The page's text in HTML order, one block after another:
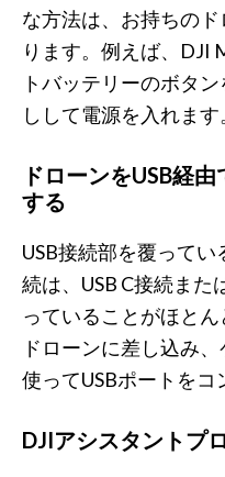
な方法は、お持ちの
ります。例えば、DJI
トバッテリーのボタ
しして電源を入れます
ドローンをUSB経
する
USB接続部を覆って
続は、USB C接続また
っていることがほと
ドローンに差し込み
使ってUSBポートをコ
DJIアシスタントプ